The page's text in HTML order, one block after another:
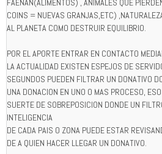
FAENAN(ALIMENTOS) , ANIMALES QUE
COINS = NUEVAS GRANJAS,ETC)
AL PLANETA COMO DESTRUIR EQUILIBRIO.
POR EL APORTE ENTRAR EN CONTACTO
LA ACTUALIDAD EXISTEN ESPEJOS DE
SEGUNDOS PUEDEN FILTRAR UN DONATIVO
UNA DONACION EN UNO O MAS PROCESO,
SUERTE DE SOBREPOSICION DONDE UN
INTELIGENCIA
DE CADA PAIS O ZONA PUEDE ESTAR
DE A QUIEN HACER LLEGAR UN DONATIVO.